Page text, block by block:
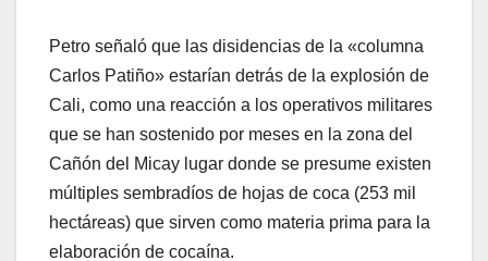
Petro señaló que las disidencias de la «columna
Carlos Patiño» estarían detrás de la explosión de
Cali, como una reacción a los operativos militares
que se han sostenido por meses en la zona del
Cañón del Micay lugar donde se presume existen
múltiples sembradíos de hojas de coca (253 mil
hectáreas) que sirven como materia prima para la
elaboración de cocaína.